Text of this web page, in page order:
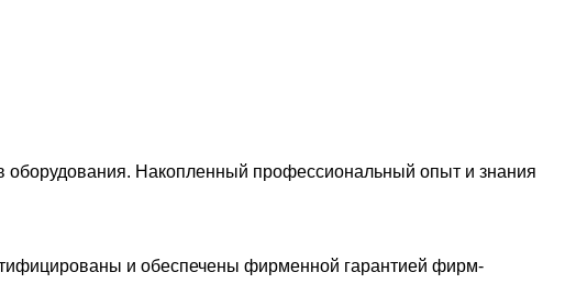
Накопленный профессиональный опыт и знания
и обеспечены фирменной гарантией фирм-